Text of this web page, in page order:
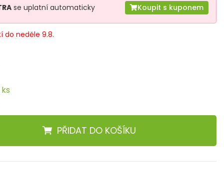
se uplatní automaticky Koupit s kuponem
do neděle 9.8.
PŘIDAT DO KOŠÍKU